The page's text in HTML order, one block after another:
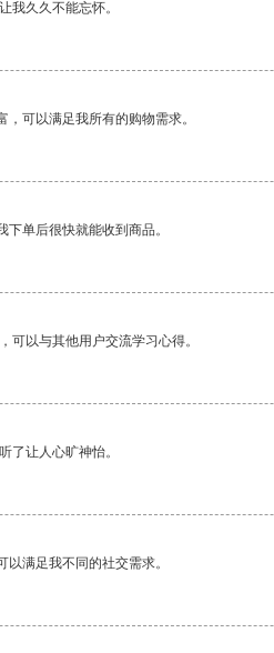
我久久不能忘怀。
可以满足我所有的购物需求。
单后很快就能收到商品。
可以与其他用户交流学习心得。
了让人心旷神怡。
满足我不同的社交需求。